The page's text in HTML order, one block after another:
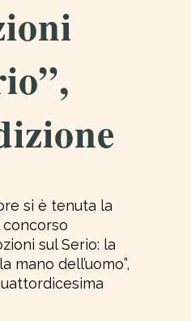
si è tenuta la
sul Serio: la
mano dell’uomo”,